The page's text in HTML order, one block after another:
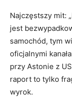
Najczęstszy mit:
jest
samochód, tym
oficjalnymi
przy Astonie z
raport to tylko
wyrok.